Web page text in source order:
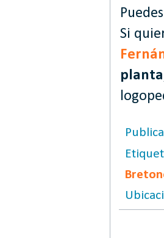
Si